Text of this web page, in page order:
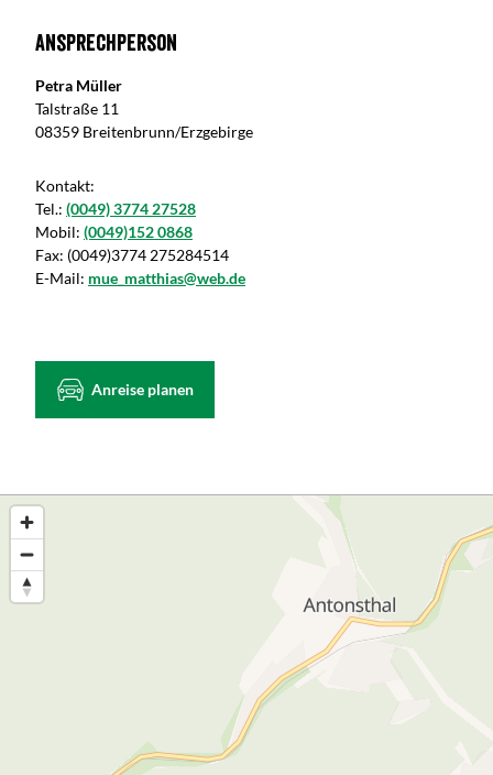
Ansprechperson
Petra Müller
Talstraße 11
08359 Breitenbrunn/Erzgebirge
Kontakt:
Tel.: (0049) 3774 27528
Mobil: (0049)152 0868
Fax: (0049)3774 275284514
E-Mail: mue_matthias@web.de
Anreise planen